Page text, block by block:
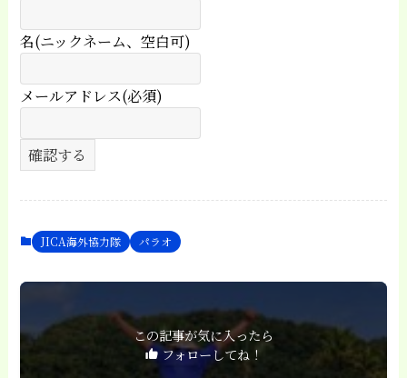
名(ニックネーム、空白可)
メールアドレス(必須)
JICA海外協力隊 パラオ
この記事が気に入ったら
フォローしてね！